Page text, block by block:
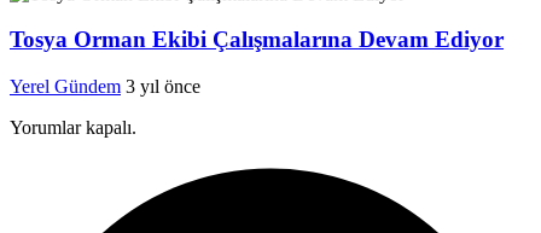
Tosya Orman Ekibi Çalışmalarına Devam Ediyor
Yerel Gündem 3 yıl önce
Yorumlar kapalı.